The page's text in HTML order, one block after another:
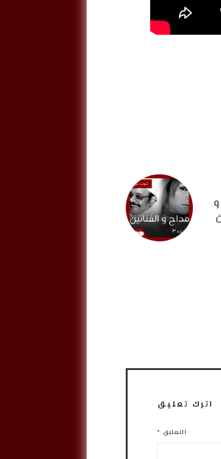
اترك تعليق
التعليق *